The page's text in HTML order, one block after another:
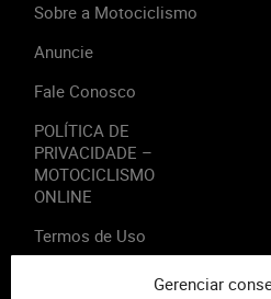
Gerenciar
Sobre a Motociclismo
Anuncie
Fale Conosco
POLÍTICA DE
PRIVACIDADE –
MOTOCICLISMO
ONLINE
Termos de Uso